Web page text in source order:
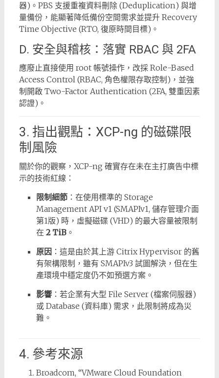
器)。PBS 支援重複資料刪除 (Deduplication) 與增
量備份，能顯著降低備份空間需求並提升 Recovery
Time Objective (RTO, 復原時間目標)。
D. 安全與稽核：落實 RBAC 與 2FA
應廢止直接使用 root 帳號操作，改採 Role-Based
Access Control (RBAC, 角色權限存取控制)，並強
制開啟 Two-Factor Authentication (2FA, 雙重因素
認證)。
3. 指出觀點：XCP-ng 的磁碟限
制風險
關於你的觀察，XCP-ng 確實存在未在主打廣告中標
示的技術紅線：
限制細節：在使用標準的 Storage
Management API v1 (SMAPIv1, 儲存管理介面
第1版) 時，虛擬磁碟 (VHD) 的最大容量被限制
在 2 TiB。
原因 ：這是由於其上游 Citrix Hypervisor 的舊
有架構限制，雖有 SMAPIv3 試圖解決，但在生
產環境中穩定度仍不如預選方案。
影響：若企業有大型 File Server (檔案伺服器)
或 Database (資料庫) 需求，此限制將成為災
難。
4. 參考來源
Broadcom, “VMware Cloud Foundation